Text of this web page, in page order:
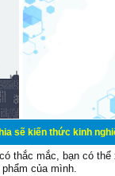
kinh nghiệm
thắc mắc, bạn có
của mình.